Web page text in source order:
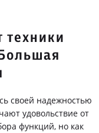
техники
своей надежностью
удовольствие от
функций, но как